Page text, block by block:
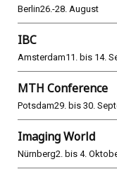
Berlin26.-28. August
IBC
Amsterdam11. bis 14.
MTH Conference
Potsdam29. bis 30.
Imaging World
Nürnberg2. bis 4.